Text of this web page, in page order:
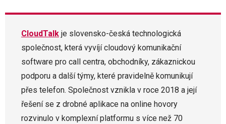
CloudTalk je slovensko-česká technologická
společnost, která vyvíjí cloudový komunikační
software pro call centra, obchodníky, zákaznickou
podporu a další týmy, které pravidelně komunikují
přes telefon. Společnost vznikla v roce 2018 a její
řešení se z drobné aplikace na online hovory
rozvinulo v komplexní platformu s více než 70